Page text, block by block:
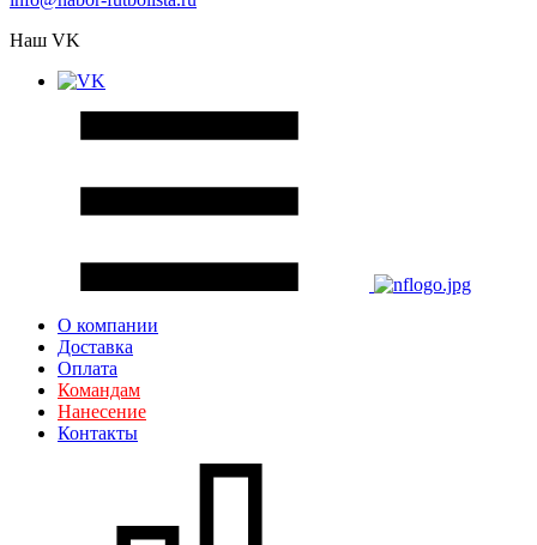
Наш VK
О компании
Доставка
Оплата
Командам
Нанесение
Контакты